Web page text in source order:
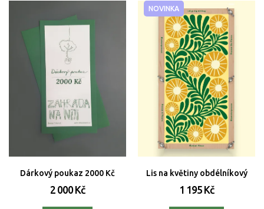
Dárkový poukaz 2000 Kč
2 000 Kč
NOVINKA
Lis na květiny obdélníkový
1 195 Kč